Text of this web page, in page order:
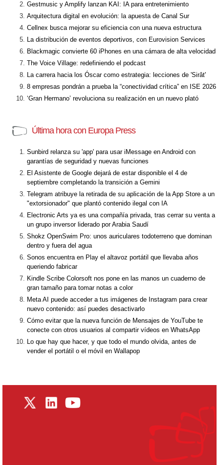
Gestmusic y Amplify lanzan KAI: IA para entretenimiento
Arquitectura digital en evolución: la apuesta de Canal Sur
Cellnex busca mejorar su eficiencia con una nueva estructura
La distribución de eventos deportivos, con Eurovision Services
Blackmagic convierte 60 iPhones en una cámara de alta velocidad
The Voice Village: redefiniendo el podcast
La carrera hacia los Óscar como estrategia: lecciones de 'Sirât'
8 empresas pondrán a prueba la “conectividad crítica” en ISE 2026
‘Gran Hermano’ revoluciona su realización en un nuevo plató
Última hora con Europa Press
Sunbird relanza su 'app' para usar iMessage en Android con
garantías de seguridad y nuevas funciones
El Asistente de Google dejará de estar disponible el 4 de
septiembre completando la transición a Gemini
Telegram atribuye la retirada de su aplicación de la App Store a un
"extorsionador" que plantó contenido ilegal con IA
Electronic Arts ya es una compañía privada, tras cerrar su venta a
un grupo inversor liderado por Arabia Saudí
Shokz OpenSwim Pro: unos auriculares todoterreno que dominan
dentro y fuera del agua
Sonos encuentra en Play el altavoz portátil que llevaba años
queriendo fabricar
Kindle Scribe Colorsoft nos pone en las manos un cuaderno de
gran tamaño para tomar notas a color
Meta AI puede acceder a tus imágenes de Instagram para crear
nuevo contenido: así puedes desactivarlo
Cómo evitar que la nueva función de Mensajes de YouTube te
conecte con otros usuarios al compartir vídeos en WhatsApp
Lo que hay que hacer, y que todo el mundo olvida, antes de
vender el portátil o el móvil en Wallapop